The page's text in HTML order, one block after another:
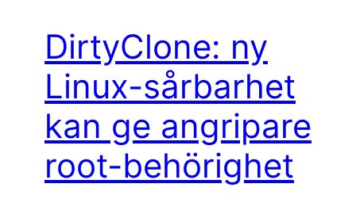
DirtyClone: ny
Linux-sårbarhet
kan ge angripare
root-behörighet